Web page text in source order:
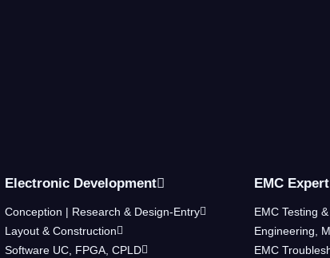
Electronic Development
Conception | Research & Design-Entry
Layout & Construction
Software UC, FPGA, CPLD
EMC
EMC Testing
Engineering,
EMC